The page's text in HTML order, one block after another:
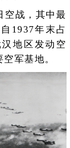
战，其中最
1937年末占
地区发动空
军基地。